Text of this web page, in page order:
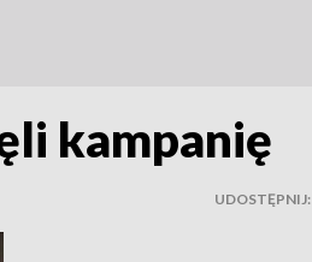
kampanię
UDOSTĘPNIJ: